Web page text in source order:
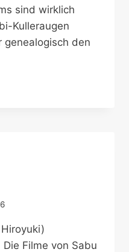
sind wirklich
Kulleraugen
genealogisch den
Filme von Sabu